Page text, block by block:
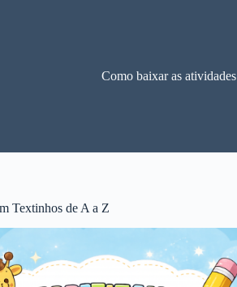
Como baixar as atividades
Textinhos de A a Z